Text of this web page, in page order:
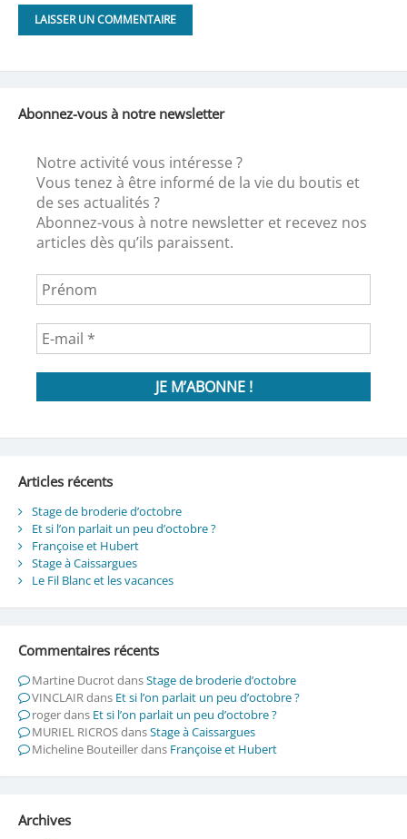
Abonnez-vous à notre newsletter
Notre activité vous intéresse ?
Vous tenez à être informé de la vie du boutis et
de ses actualités ?
Abonnez-vous à notre newsletter et recevez nos
articles dès qu’ils paraissent.
Articles récents
Stage de broderie d’octobre
Et si l’on parlait un peu d’octobre ?
Françoise et Hubert
Stage à Caissargues
Le Fil Blanc et les vacances
Commentaires récents
Martine DucrotdansStage de broderie d’octobre
VINCLAIRdans Et si l’on parlait un peu d’octobre ?
rogerdans Et si l’on parlait un peu d’octobre ?
MURIEL RICROSdansStage à Caissargues
Micheline Bouteillerdans Françoise et Hubert
Archives